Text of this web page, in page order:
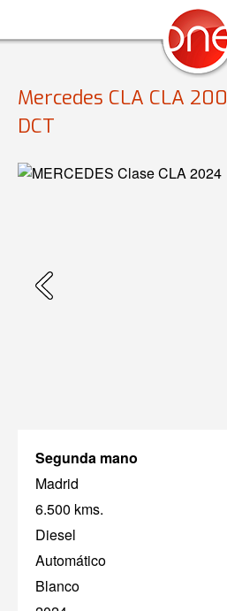
Mercedes CLA CLA
DCT
Segunda mano
Madrid
6.500 kms.
Diesel
Automático
Blanco